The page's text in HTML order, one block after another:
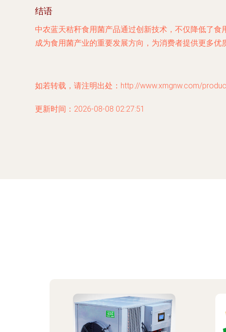
结语
中农蓝天秸秆食用菌产品通过创新技术，不仅降低了
成为食用菌产业的重要发展方向，为消费者提供更多优
如若转载，请注明出处：http://www.xmgnw.com/
更新时间：2026-08-08 02:27:51